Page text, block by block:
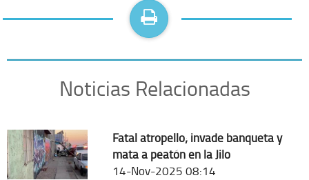
Noticias Relacionadas
Fatal atropello; invade banqueta y
mata a peatón en la Jilo
14-Nov-2025 08:14